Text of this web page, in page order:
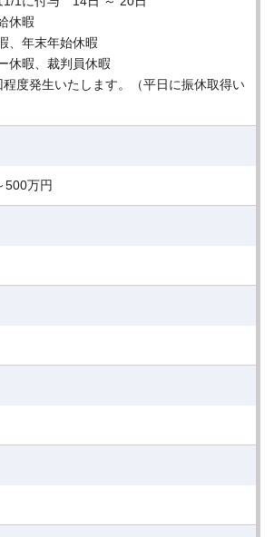
休暇
、年末年始休暇
休暇、裁判員休暇
度発生いたします。（平日に振休取得い
万円